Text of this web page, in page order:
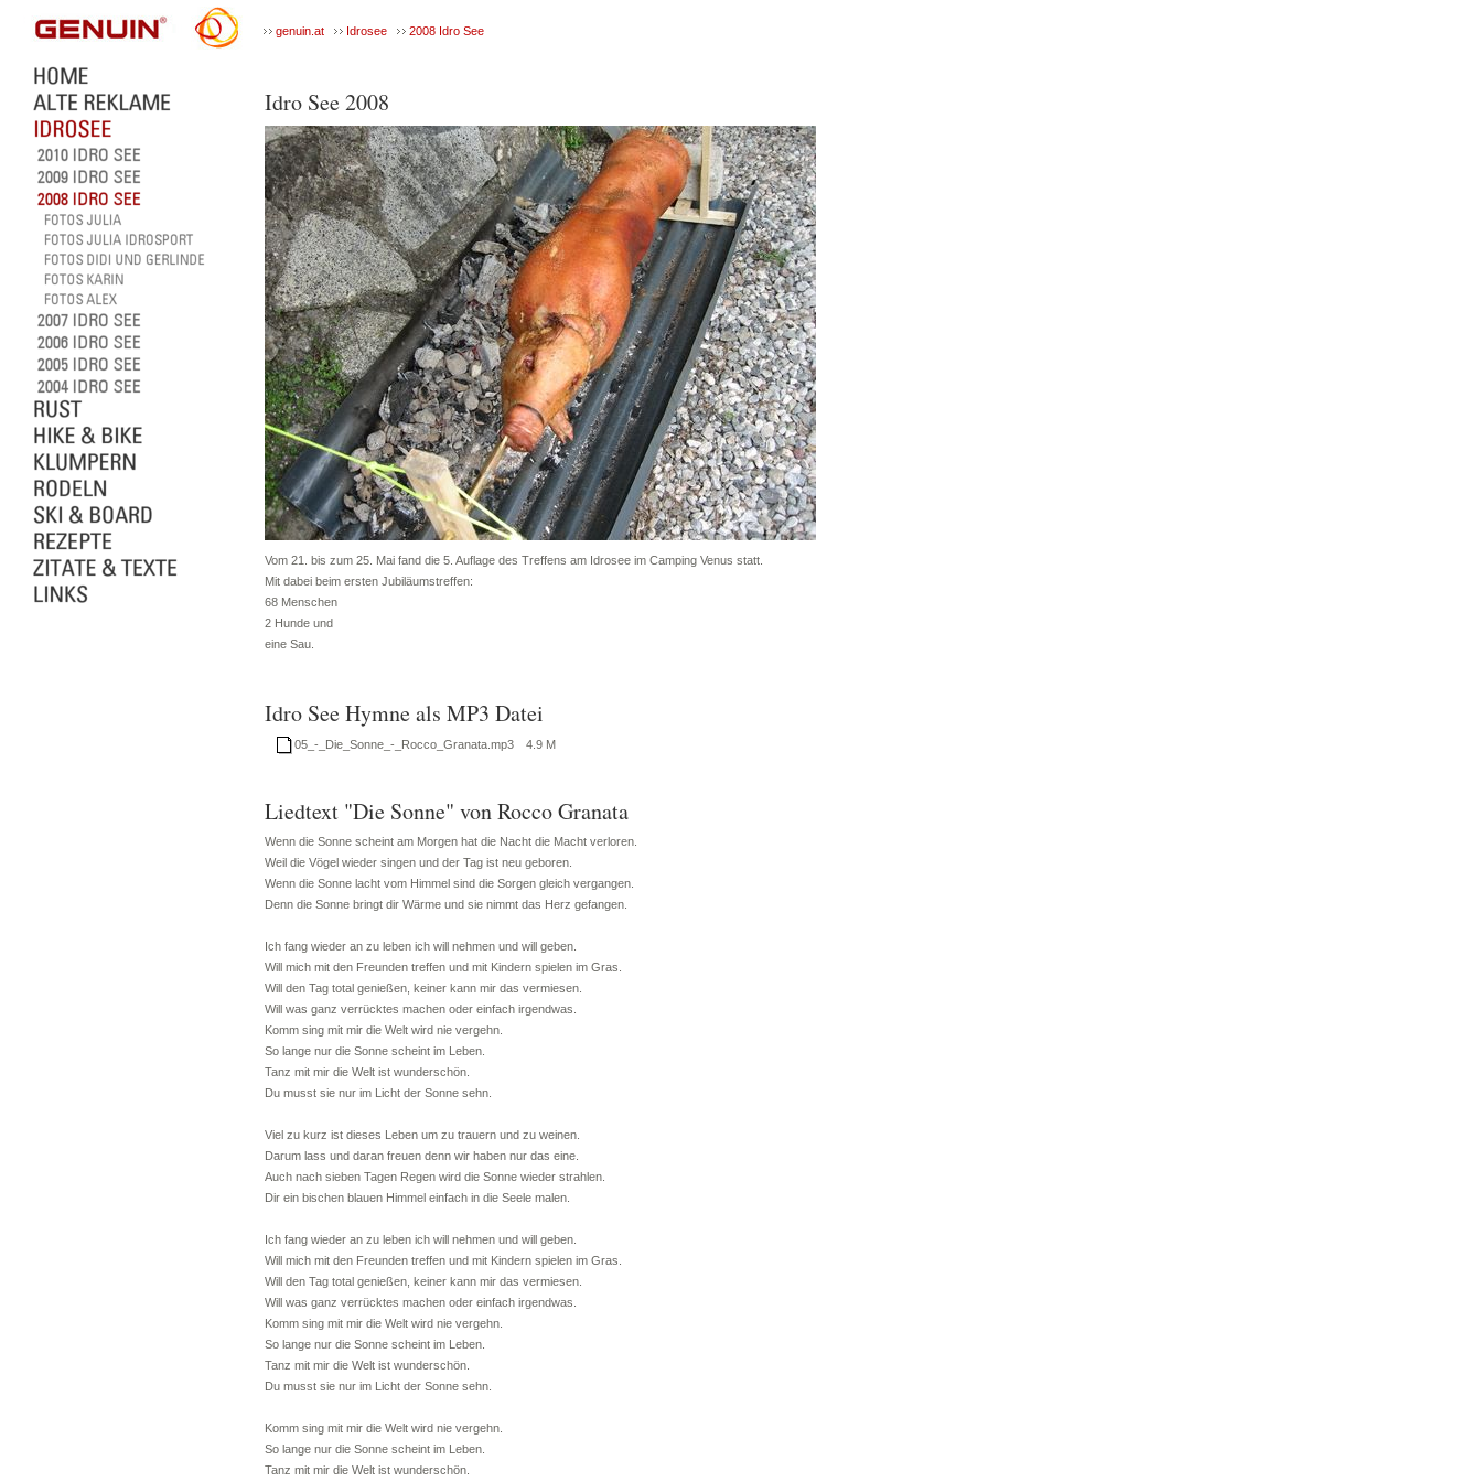
genuin.at Idrosee 2008 Idro See
Idro See 2008
Vom 21. bis zum 25. Mai fand die 5. Auflage des Treffens am Idrosee im Camping Venus statt.
Mit dabei beim ersten Jubiläumstreffen:
68 Menschen
2 Hunde und
eine Sau.
Idro See Hymne als MP3 Datei
05_-_Die_Sonne_-_Rocco_Granata.mp3 4.9 M
Liedtext "Die Sonne" von Rocco Granata
Wenn die Sonne scheint am Morgen hat die Nacht die Macht verloren.
Weil die Vögel wieder singen und der Tag ist neu geboren.
Wenn die Sonne lacht vom Himmel sind die Sorgen gleich vergangen.
Denn die Sonne bringt dir Wärme und sie nimmt das Herz gefangen.
Ich fang wieder an zu leben ich will nehmen und will geben.
Will mich mit den Freunden treffen und mit Kindern spielen im Gras.
Will den Tag total genießen, keiner kann mir das vermiesen.
Will was ganz verrücktes machen oder einfach irgendwas.
Komm sing mit mir die Welt wird nie vergehn.
So lange nur die Sonne scheint im Leben.
Tanz mit mir die Welt ist wunderschön.
Du musst sie nur im Licht der Sonne sehn.
Viel zu kurz ist dieses Leben um zu trauern und zu weinen.
Darum lass und daran freuen denn wir haben nur das eine.
Auch nach sieben Tagen Regen wird die Sonne wieder strahlen.
Dir ein bischen blauen Himmel einfach in die Seele malen.
Ich fang wieder an zu leben ich will nehmen und will geben.
Will mich mit den Freunden treffen und mit Kindern spielen im Gras.
Will den Tag total genießen, keiner kann mir das vermiesen.
Will was ganz verrücktes machen oder einfach irgendwas.
Komm sing mit mir die Welt wird nie vergehn.
So lange nur die Sonne scheint im Leben.
Tanz mit mir die Welt ist wunderschön.
Du musst sie nur im Licht der Sonne sehn.
Komm sing mit mir die Welt wird nie vergehn.
So lange nur die Sonne scheint im Leben.
Tanz mit mir die Welt ist wunderschön.